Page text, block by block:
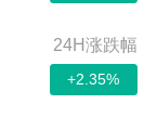
24H涨跌幅
+2.35%